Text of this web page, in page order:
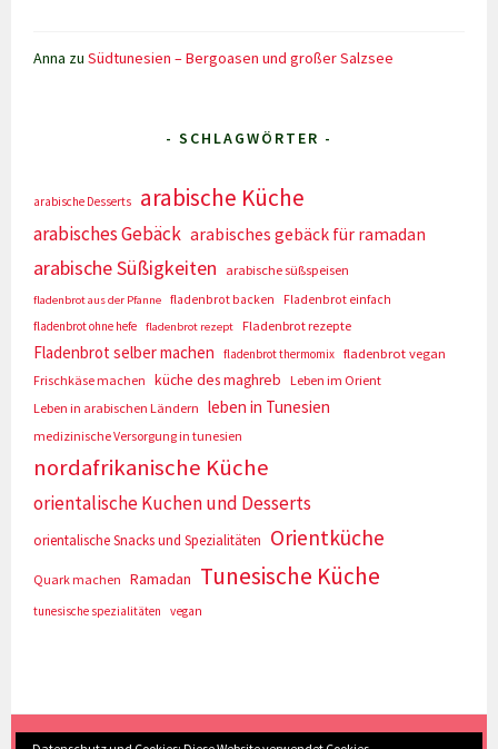
Anna zuSüdtunesien – Bergoasen und großer Salzsee
- SCHLAGWÖRTER -
arabische Desserts arabische Küche
arabisches Gebäck arabisches gebäck für ramadan
arabische Süßigkeiten arabische süßspeisen
fladenbrot aus der Pfanne fladenbrot backen
Fladenbrot einfach
fladenbrot ohne hefe
fladenbrot rezept Fladenbrot rezepte
Fladenbrot selber machen fladenbrot thermomix fladenbrot vegan
Frischkäse machen
küche des maghreb
Leben im Orient
Leben in arabischen Ländern
leben in Tunesien
medizinische Versorgung in tunesien
nordafrikanische Küche
orientalische Kuchen und Desserts
orientalische Snacks und Spezialitäten Orientküche
Quark machen Ramadan Tunesische Küche
tunesische spezialitäten vegan